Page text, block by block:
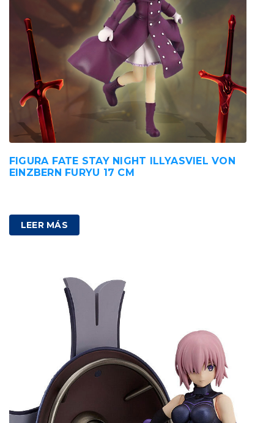
FIGURA FATE STAY NIGHT ILLYASVIEL VON
EINZBERN FURYU 17 CM
LEER MÁS